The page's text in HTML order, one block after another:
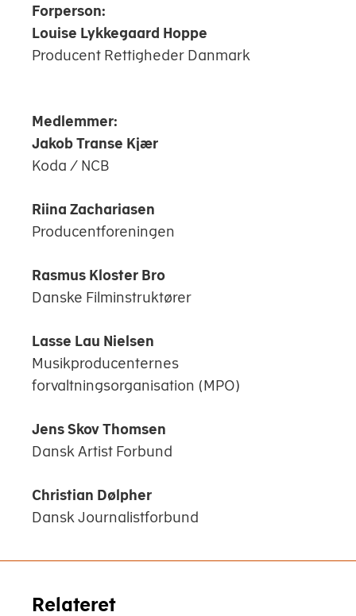
Forperson:
Louise Lykkegaard Hoppe
Producent Rettigheder Danmark
Medlemmer:
Jakob Transe Kjær
Koda / NCB
Riina Zachariasen
Producentforeningen
Rasmus Kloster Bro
Danske Filminstruktører
Lasse Lau Nielsen
Musikproducenternes
forvaltningsorganisation (MPO)
Jens Skov Thomsen
Dansk Artist Forbund
Christian Dølpher
Dansk Journalistforbund
Relateret